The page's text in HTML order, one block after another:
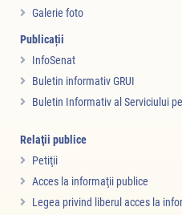
Galerie foto
Publicații
InfoSenat
Buletin informativ GRUI
Buletin Informativ al Serviciului
Relaţii publice
Petiţii
Acces la informaţii publice
Legea privind liberul acces la